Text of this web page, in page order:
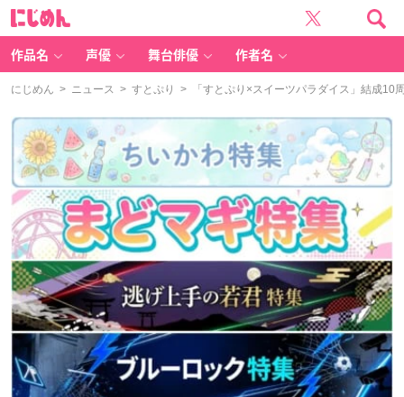
作品名 声優 舞台俳優 作者名
にじめん > ニュース > すとぷり > 「すとぷり×スイーツパラダイス」結成10